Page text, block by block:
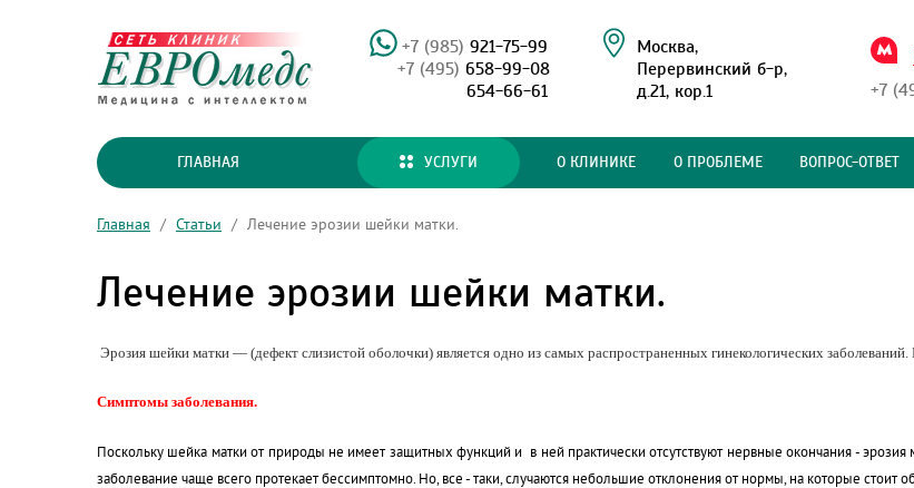
+7 (985) 921-75-99
+7 (495) 658-99-08
654-66-61
Москва,
Перервинский б-р,
д.21, кор.1
+7
ГЛАВНАЯ УСЛУГИ О КЛИНИКЕ О ПРОБЛЕМЕ ВОПРОС-ОТВЕТ
Главная / Статьи / Лечение эрозии шейки матки.
Лечение эрозии шейки матки.
Эрозия шейки матки — (дефект слизистой оболочки) является одно из самых распространенных гинекологических
Симптомы заболевания.
Поскольку шейка матки от природы не имеет защитных функций и в ней практически отсутствуют нервные окончания -
заболевание чаще всего протекает бессимптомно. Но, все - таки, случаются небольшие отклонения от нормы, на которые стоит